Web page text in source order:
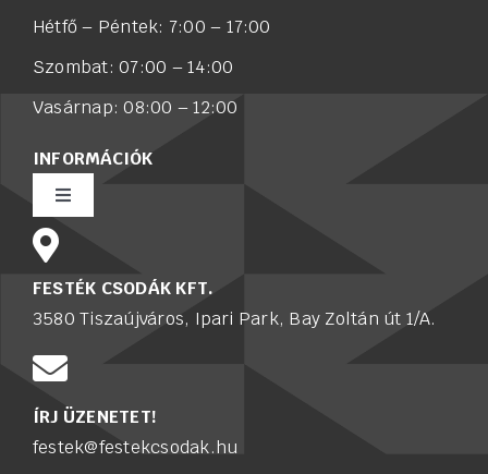
Hétfő – Péntek: 7:00 – 17:00
Szombat: 07:00 – 14:00
Vasárnap: 08:00 – 12:00
INFORMÁCIÓK
Toggle
Navigation
Rólunk
Értékesítő munkatársat keresünk
FESTÉK CSODÁK KFT.
3580 Tiszaújváros, Ipari Park, Bay Zoltán út 1/A.
ÍRJ ÜZENETET!
festek@festekcsodak.hu